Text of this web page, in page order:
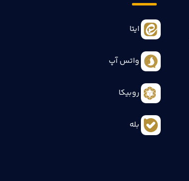
ایتا
واتس آپ
روبیکا
بله